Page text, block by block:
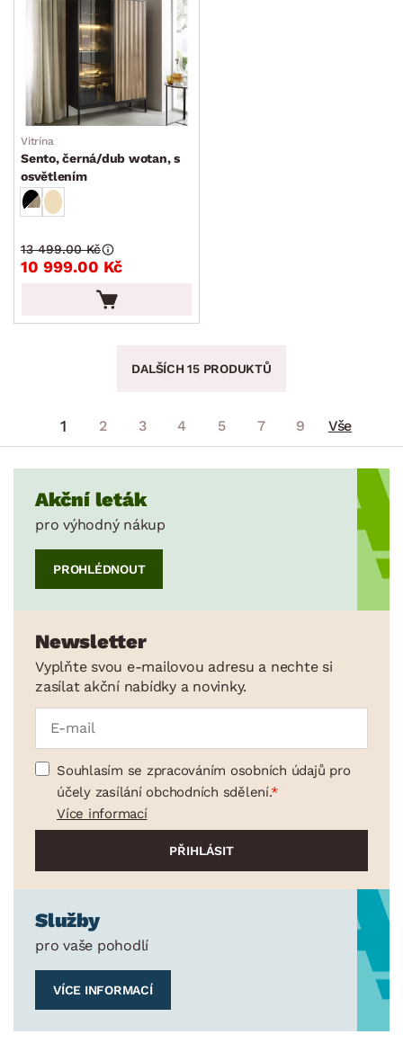
Vitrína
Sento, černá/dub wotan, s
osvětlením
10 999.00 Kč
13 499.00 Kč
DALŠÍCH 15 PRODUKTŮ
1 2 3 4 5 7 9 Vše
Akční leták
pro výhodný nákup
PROHLÉDNOUT
Newsletter
Vyplňte svou e-mailovou adresu a nechte si
zasílat akční nabídky a novinky.
Souhlasím se zpracováním osobních údajů pro
účely zasílání obchodních sdělení.
Více informací
Služby
pro vaše pohodlí
VÍCE INFORMACÍ